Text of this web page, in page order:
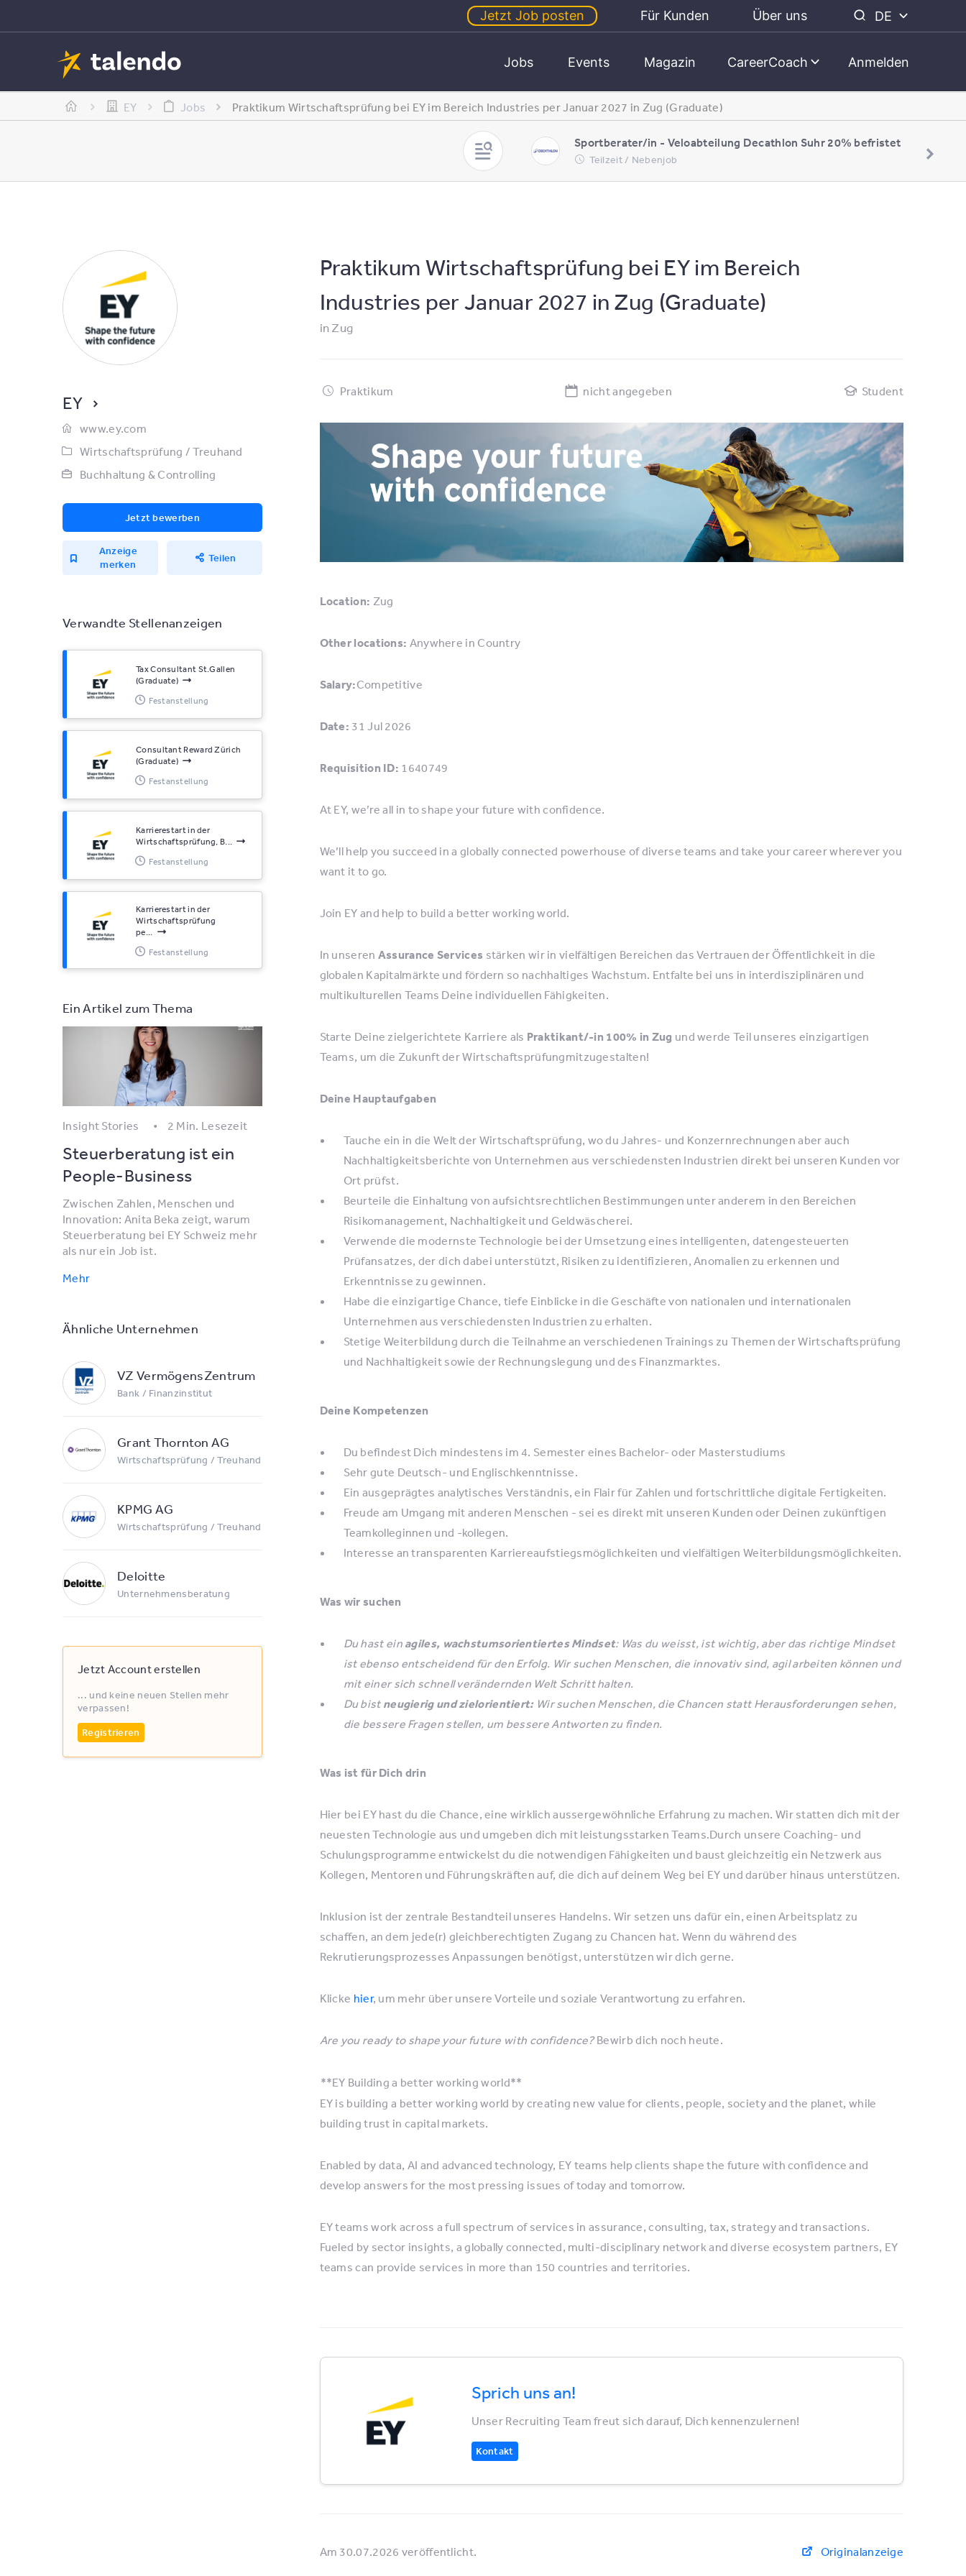
Jetzt Job posten Für Kunden Über uns DE
Jobs Events Magazin CareerCoach Anmelden
EY Jobs Praktikum Wirtschaftsprüfung bei EY im Bereich Industries per Januar 2027 in Zug (Graduate)
Sportberater/in - Veloabteilung Decathlon Suhr 20% befristet
Teilzeit / Nebenjob
EY
www.ey.com
Wirtschaftsprüfung / Treuhand
Buchhaltung & Controlling
Jetzt bewerben
Anzeige
merken
Teilen
Verwandte Stellenanzeigen
Tax Consultant St.Gallen
(Graduate)
Festanstellung
Consultant Reward Zürich
(Graduate)
Festanstellung
Karrierestart in der
Wirtschaftsprüfung, B...
Festanstellung
Karrierestart in der
Wirtschaftsprüfung
pe...
Festanstellung
Ein Artikel zum Thema
Insight Stories 2 Min. Lesezeit
Steuerberatung ist ein
People-Business
Zwischen Zahlen, Menschen und
Innovation: Anita Beka zeigt, warum
Steuerberatung bei EY Schweiz mehr
als nur ein Job ist.
Mehr
Ähnliche Unternehmen
VZ VermögensZentrum
Bank / Finanzinstitut
Grant Thornton AG
Wirtschaftsprüfung / Treuhand
KPMG AG
Wirtschaftsprüfung / Treuhand
Deloitte
Unternehmensberatung
Jetzt Account erstellen
... und keine neuen Stellen mehr
verpassen!
Registrieren
Praktikum Wirtschaftsprüfung bei EY im Bereich
Industries per Januar 2027 in Zug (Graduate)
inZug
Praktikum nicht angegeben Student
Location: Zug
Other locations: Anywhere in Country
Salary:Competitive
Date: 31 Jul 2026
Requisition ID: 1640749
At EY, we’re all in to shape your future with confidence.
We’ll help you succeed in a globally connected powerhouse of diverse teams and take your career wherever you
want it to go.
Join EY and help to build a better working world.
In unseren Assurance Services stärken wir in vielfältigen Bereichen das Vertrauen der Öffentlichkeit in die
globalen Kapitalmärkte und fördern so nachhaltiges Wachstum. Entfalte bei uns in interdisziplinären und
multikulturellen Teams Deine individuellen Fähigkeiten.
Starte Deine zielgerichtete Karriere als Praktikant/-in 100% in Zug und werde Teil unseres einzigartigen
Teams, um die Zukunft der Wirtschaftsprüfungmitzugestalten!
Deine Hauptaufgaben
Tauche ein in die Welt der Wirtschaftsprüfung, wo du Jahres- und Konzernrechnungen aber auch
Nachhaltigkeitsberichte von Unternehmen aus verschiedensten Industrien direkt bei unseren Kunden vor
Ort prüfst.
Beurteile die Einhaltung von aufsichtsrechtlichen Bestimmungen unter anderem in den Bereichen
Risikomanagement, Nachhaltigkeit und Geldwäscherei.
Verwende die modernste Technologie bei der Umsetzung eines intelligenten, datengesteuerten
Prüfansatzes, der dich dabei unterstützt, Risiken zu identifizieren, Anomalien zu erkennen und
Erkenntnisse zu gewinnen.
Habe die einzigartige Chance, tiefe Einblicke in die Geschäfte von nationalen und internationalen
Unternehmen aus verschiedensten Industrien zu erhalten.
Stetige Weiterbildung durch die Teilnahme an verschiedenen Trainings zu Themen der Wirtschaftsprüfung
und Nachhaltigkeit sowie der Rechnungslegung und des Finanzmarktes.
Deine Kompetenzen
Du befindest Dich mindestens im 4. Semester eines Bachelor- oder Masterstudiums
Sehr gute Deutsch- und Englischkenntnisse.
Ein ausgeprägtes analytisches Verständnis, ein Flair für Zahlen und fortschrittliche digitale Fertigkeiten.
Freude am Umgang mit anderen Menschen - sei es direkt mit unseren Kunden oder Deinen zukünftigen
Teamkolleginnen und -kollegen.
Interesse an transparenten Karriereaufstiegsmöglichkeiten und vielfältigen Weiterbildungsmöglichkeiten.
Was wir suchen
Du hast ein agiles, wachstumsorientiertes Mindset: Was du weisst, ist wichtig, aber das richtige Mindset
ist ebenso entscheidend für den Erfolg. Wir suchen Menschen, die innovativ sind, agil arbeiten können und
mit einer sich schnell verändernden Welt Schritt halten.
Du bist neugierig und zielorientiert: Wir suchen Menschen, die Chancen statt Herausforderungen sehen,
die bessere Fragen stellen, um bessere Antworten zu finden.
Was ist für Dich drin
Hier bei EY hast du die Chance, eine wirklich aussergewöhnliche Erfahrung zu machen. Wir statten dich mit der
neuesten Technologie aus und umgeben dich mit leistungsstarken Teams.Durch unsere Coaching- und
Schulungsprogramme entwickelst du die notwendigen Fähigkeiten und baust gleichzeitig ein Netzwerk aus
Kollegen, Mentoren und Führungskräften auf, die dich auf deinem Weg bei EY und darüber hinaus unterstützen.
Inklusion ist der zentrale Bestandteil unseres Handelns. Wir setzen uns dafür ein, einen Arbeitsplatz zu
schaffen, an dem jede(r) gleichberechtigten Zugang zu Chancen hat. Wenn du während des
Rekrutierungsprozesses Anpassungen benötigst, unterstützen wir dich gerne.
Klicke hier, um mehr über unsere Vorteile und soziale Verantwortung zu erfahren.
Are you ready to shape your future with confidence?Bewirb dich noch heute.
**EY Building a better working world**
EY is building a better working world by creating new value for clients, people, society and the planet, while
building trust in capital markets.
Enabled by data, AI and advanced technology, EY teams help clients shape the future with confidence and
develop answers for the most pressing issues of today and tomorrow.
EY teams work across a full spectrum of services in assurance, consulting, tax, strategy and transactions.
Fueled by sector insights, a globally connected, multi-disciplinary network and diverse ecosystem partners, EY
teams can provide services in more than 150 countries and territories.
Sprich uns an!
Unser Recruiting Team freut sich darauf, Dich kennenzulernen!
Kontakt
Am 30.07.2026 veröffentlicht. Originalanzeige